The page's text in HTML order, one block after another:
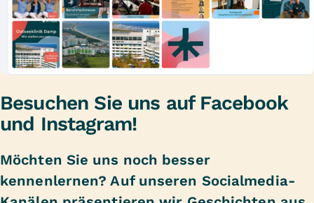
Besuchen Sie uns auf Facebook
und Instagram!
Möchten Sie uns noch besser
kennenlernen? Auf unseren Socialmedia-